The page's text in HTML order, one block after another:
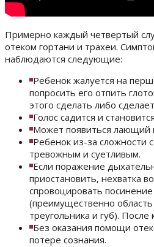
Примерно каждый четвертый
отеком гортани и трахеи.
наблюдаются следующие:
Ребенок жалуется на
попросить его отпить
этого сделать либо
Голос садится и
Может появиться лающий
Ребенок из-за сложности
тревожным и суетливым.
Если поражение
приостановить, нехватка
спровоцировать
(преимущественно область
треугольника и губ).
Без оказания помощи
потере сознания.